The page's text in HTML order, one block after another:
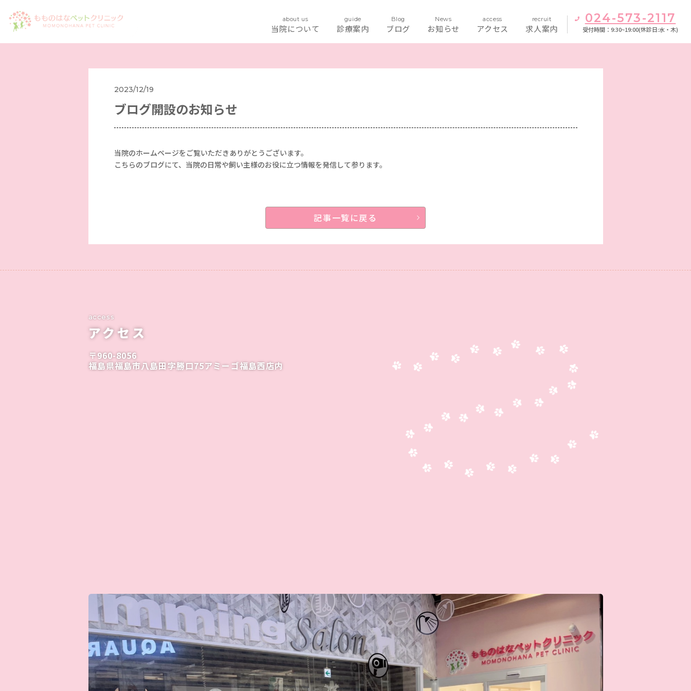
about us
当院について
guide
診療案内
Blog
ブログ
News
お知らせ
access
アクセス
recruit
求人案内
024-573-2117
受付時間：9:30~19:00(休診日:水・木)
2023/12/19
ブログ開設のお知らせ
当院のホームページをご覧いただきありがとうございます。
こちらのブログにて、当院の日常や飼い主様のお役に立つ情報を発信して参ります。
記事一覧に戻る
access
アクセス
〒960-8056
福島県福島市八島田字勝口75アミーゴ福島西店内